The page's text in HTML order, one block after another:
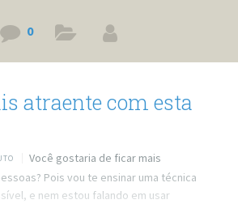
0
atraente com esta
Você gostaria de ficar mais
Pois vou te ensinar uma técnica
e nem estou falando em usar